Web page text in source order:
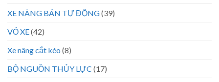
XE NÂNG BÁN TỰ ĐỘNG(39)
VỎ XE(42)
Xe nâng cắt kéo (8)
BỘ NGUỒN THỦY LỰC (17)